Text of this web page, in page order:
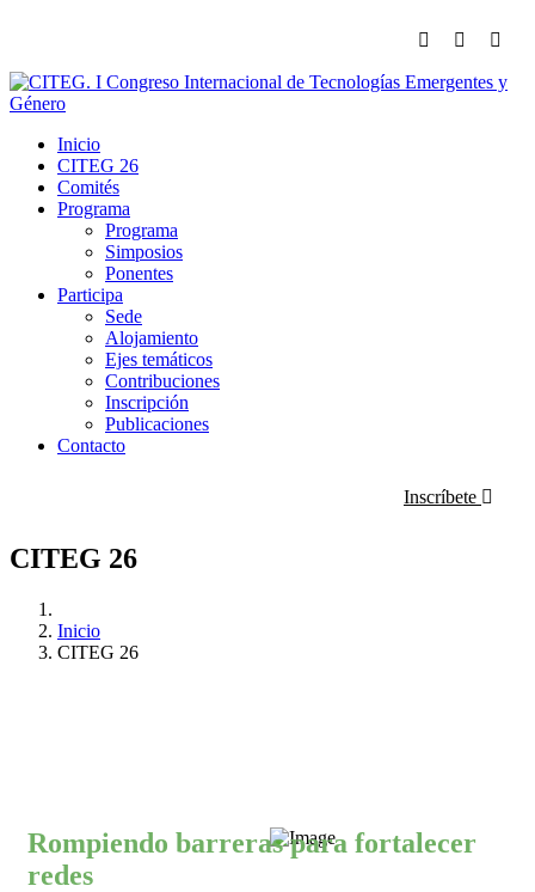
facebook-
x-
Inicio
CITEG 26
Comités
Programa
Programa
Simposios
Ponentes
Participa
Sede
Alojamiento
Ejes temáticos
Contribuciones
Inscripción
Publicaciones
Contacto
Inscríbete
CITEG 26
Inicio
CITEG 26
Rompiendo barreras para fortalecer
redes